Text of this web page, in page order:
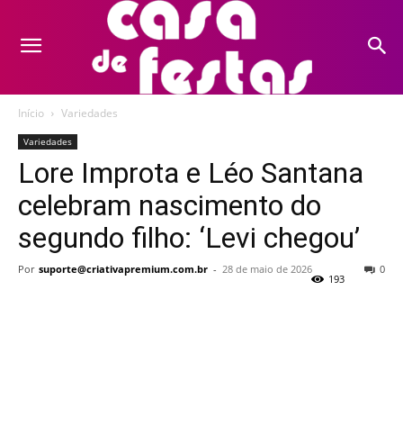
Início Variedades
Variedades
Lore Improta e Léo Santana
celebram nascimento do
segundo filho: ‘Levi chegou’
Por suporte@criativapremium.com.br - 28 de maio de 2026 0
193